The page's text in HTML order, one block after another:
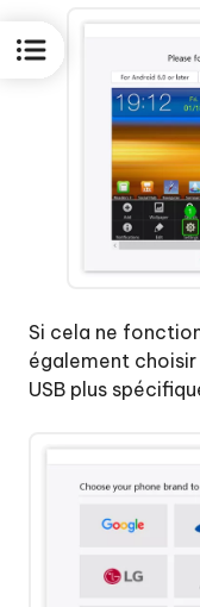
Si cela ne
également
USB plus